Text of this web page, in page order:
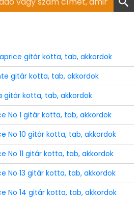
gitár kotta, tab, akkordok
gitár kotta, tab, akkordok
gitár kotta, tab, akkordok
No 1 gitár kotta, tab, akkordok
No 10 gitár kotta, tab, akkordok
No 11 gitár kotta, tab, akkordok
No 13 gitár kotta, tab, akkordok
No 14 gitár kotta, tab, akkordok